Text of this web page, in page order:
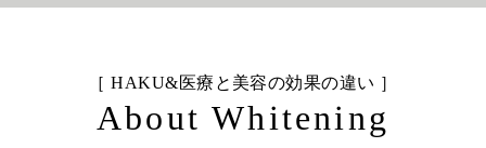
［ HAKU&医療と美容の効果の違い ］
About Whitening